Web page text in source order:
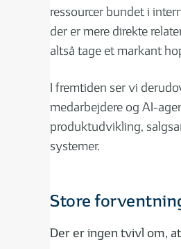
ressourcer bundet i
der er mere direkte
altså tage et markant
I fremtiden ser vi
medarbejdere og AI-
produktudvikling,
systemer.
Store
Der er ingen tvivl om,